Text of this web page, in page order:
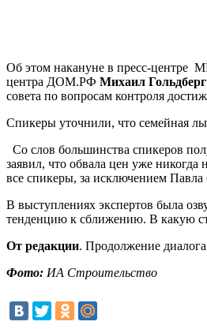
Об этом накануне в пресс-центре
центра ДОМ.РФ Михаил Гольдберг
совета по вопросам контроля
Спикеры уточнили, что семейная
Со слов большинства спикеров
заявил, что обвала цен уже
все спикеры, за исключением
В выступлениях экспертов была
тенденцию к сближению. В какую
От редакции. Продолжение
Фото: ИА Строительство